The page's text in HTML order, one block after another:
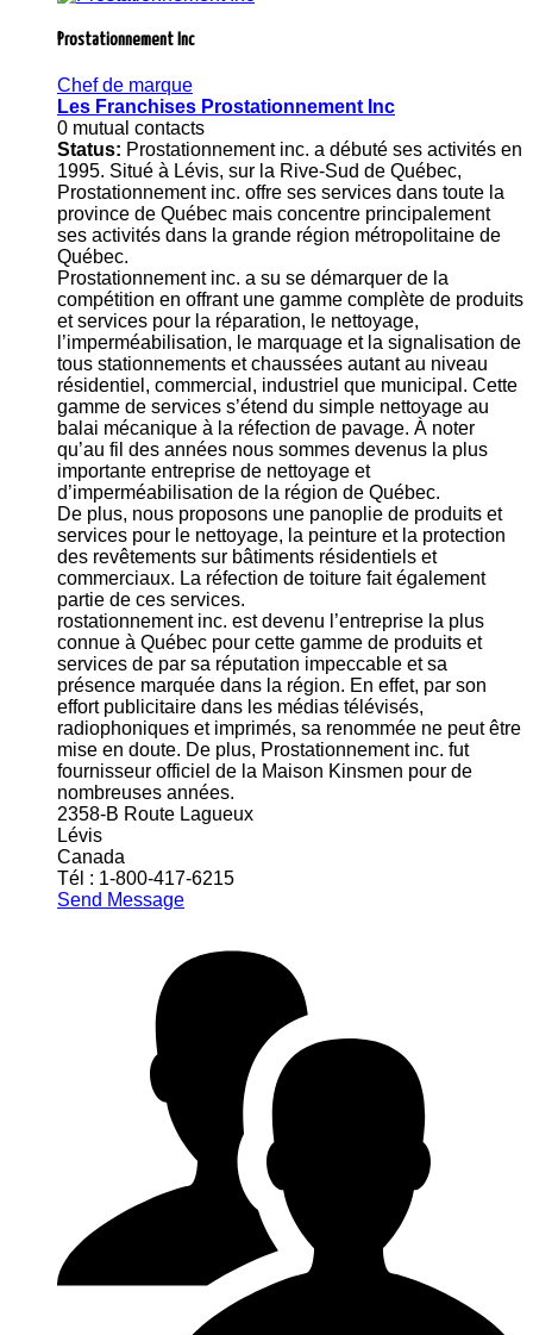
Prostationnement Inc
Chef de marque
Les Franchises Prostationnement Inc
0 mutual contacts
Status: Prostationnement inc. a débuté ses activités en
1995. Situé à Lévis, sur la Rive-Sud de Québec,
Prostationnement inc. offre ses services dans toute la
province de Québec mais concentre principalement
ses activités dans la grande région métropolitaine de
Québec.
Prostationnement inc. a su se démarquer de la
compétition en offrant une gamme complète de produits
et services pour la réparation, le nettoyage,
l’imperméabilisation, le marquage et la signalisation de
tous stationnements et chaussées autant au niveau
résidentiel, commercial, industriel que municipal. Cette
gamme de services s’étend du simple nettoyage au
balai mécanique à la réfection de pavage. À noter
qu’au fil des années nous sommes devenus la plus
importante entreprise de nettoyage et
d’imperméabilisation de la région de Québec.
De plus, nous proposons une panoplie de produits et
services pour le nettoyage, la peinture et la protection
des revêtements sur bâtiments résidentiels et
commerciaux. La réfection de toiture fait également
partie de ces services.
rostationnement inc. est devenu l’entreprise la plus
connue à Québec pour cette gamme de produits et
services de par sa réputation impeccable et sa
présence marquée dans la région. En effet, par son
effort publicitaire dans les médias télévisés,
radiophoniques et imprimés, sa renommée ne peut être
mise en doute. De plus, Prostationnement inc. fut
fournisseur officiel de la Maison Kinsmen pour de
nombreuses années.
2358-B Route Lagueux
Lévis
Canada
Tél : 1-800-417-6215
Send Message